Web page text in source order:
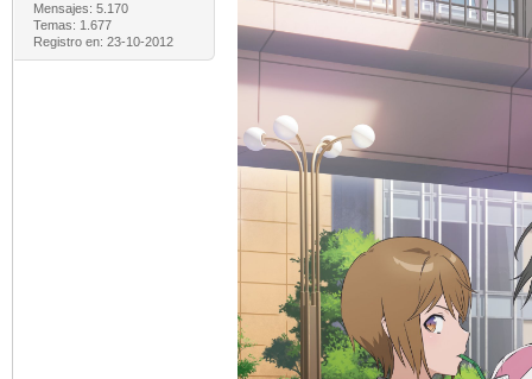
Mensajes: 5.170
Temas: 1.677
Registro en: 23-10-2012